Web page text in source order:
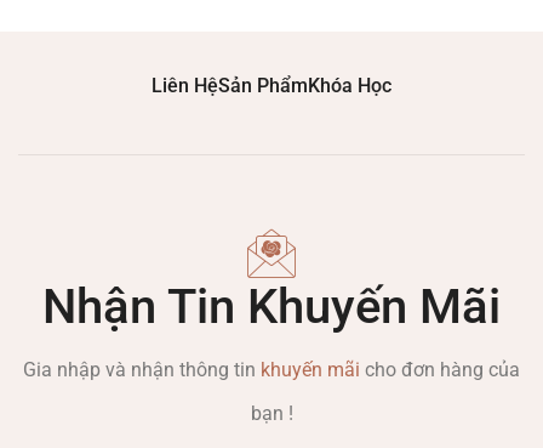
Liên HệSản PhẩmKhóa Học
Nhận Tin Khuyến Mãi
Gia nhập và nhận thông tin khuyến mãi cho đơn hàng của
bạn !